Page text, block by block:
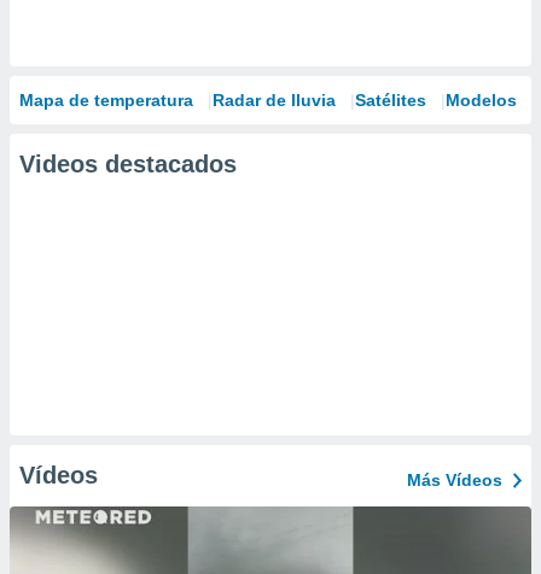
Mapa de temperatura Radar de lluvia Satélites Modelos
Videos destacados
Vídeos Más Vídeos